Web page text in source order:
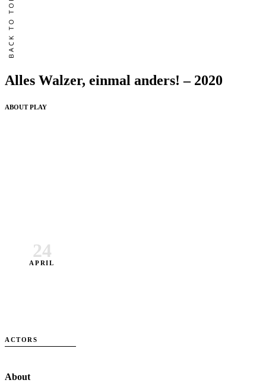
Alles Walzer, einmal anders! – 2020
ABOUT PLAY
24
APRIL
ACTORS
About